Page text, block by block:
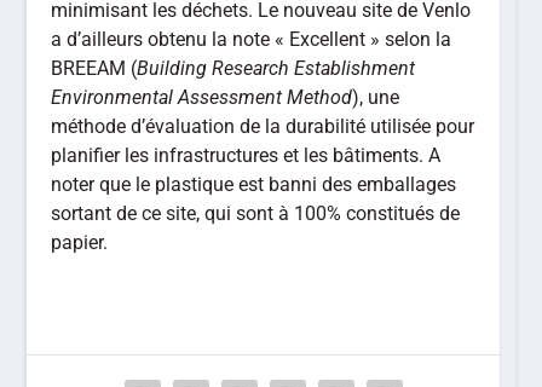
minimisant les déchets. Le nouveau site de Venlo
a d’ailleurs obtenu la note « Excellent » selon la
BREEAM (Building Research Establishment
Environmental Assessment Method), une
méthode d’évaluation de la durabilité utilisée pour
planifier les infrastructures et les bâtiments. A
noter que le plastique est banni des emballages
sortant de ce site, qui sont à 100% constitués de
papier.